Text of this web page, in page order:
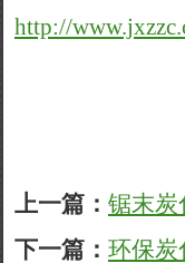
http://
上一篇： 锯末炭
下一篇： 环保炭